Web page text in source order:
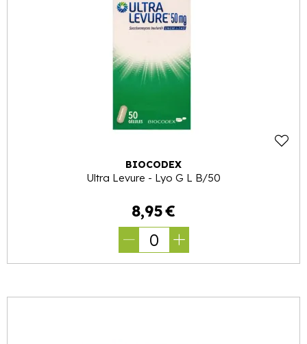
BIOCODEX
Ultra Levure - Lyo G L B/50
8,95€
0